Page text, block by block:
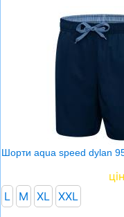
Шорти aqua speed dylan
L M XL XXL